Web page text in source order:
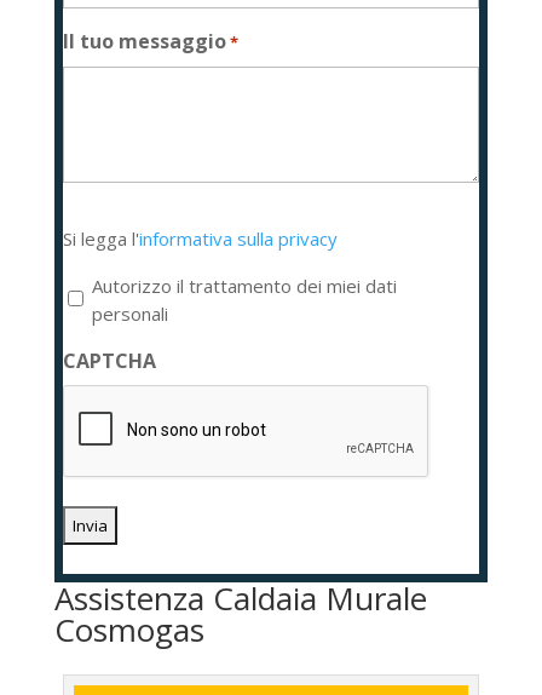
Il tuo messaggio*
legga
l'informativa
sulla
privacy
*
Si legga l'informativa sulla privacy
Autorizzo il trattamento dei miei dati
personali
CAPTCHA
Assistenza Caldaia Murale
Cosmogas